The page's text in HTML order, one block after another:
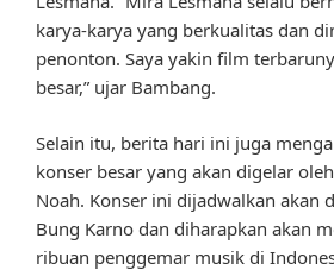
karya-karya yang berkualitas dan
penonton. Saya yakin film
besar,” ujar Bambang.
Selain itu, berita hari ini juga
konser besar yang akan digelar
Noah. Konser ini dijadwalkan akan
Bung Karno dan diharapkan akan
ribuan penggemar musik di